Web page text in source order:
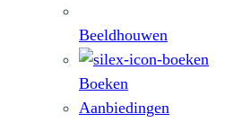
Beeldhouwen
Boeken
Aanbiedingen